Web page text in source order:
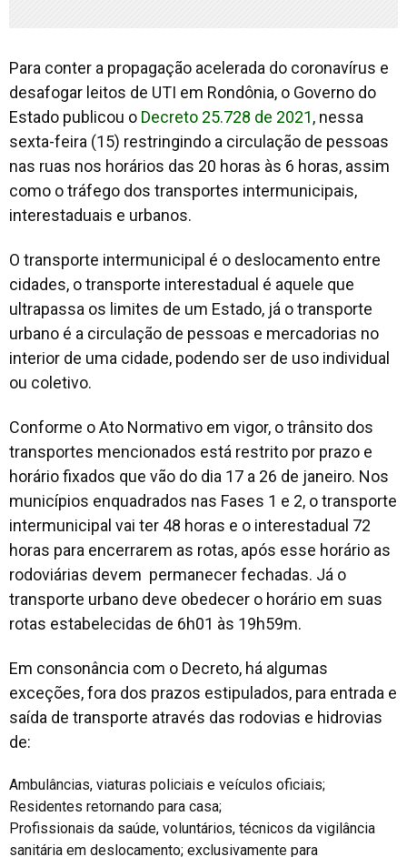
Para conter a propagação acelerada do coronavírus e
desafogar leitos de UTI em Rondônia, o Governo do
Estado publicou o Decreto 25.728 de 2021, nessa
sexta-feira (15) restringindo a circulação de pessoas
nas ruas nos horários das 20 horas às 6 horas, assim
como o tráfego dos transportes intermunicipais,
interestaduais e urbanos.
O transporte intermunicipal é o deslocamento entre
cidades, o transporte interestadual é aquele que
ultrapassa os limites de um Estado, já o transporte
urbano é a circulação de pessoas e mercadorias no
interior de uma cidade, podendo ser de uso individual
ou coletivo.
Conforme o Ato Normativo em vigor, o trânsito dos
transportes mencionados está restrito por prazo e
horário fixados que vão do dia 17 a 26 de janeiro. Nos
municípios enquadrados nas Fases 1 e 2, o transporte
intermunicipal vai ter 48 horas e o interestadual 72
horas para encerrarem as rotas, após esse horário as
rodoviárias devem permanecer fechadas. Já o
transporte urbano deve obedecer o horário em suas
rotas estabelecidas de 6h01 às 19h59m.
Em consonância com o Decreto, há algumas
exceções, fora dos prazos estipulados, para entrada e
saída de transporte através das rodovias e hidrovias
de:
Ambulâncias, viaturas policiais e veículos oficiais;
Residentes retornando para casa;
Profissionais da saúde, voluntários, técnicos da vigilância
sanitária em deslocamento; exclusivamente para